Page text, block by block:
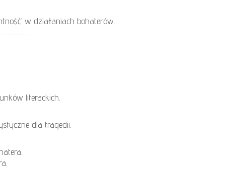
w działaniach bohaterów.
literackich.
dla tragedii.